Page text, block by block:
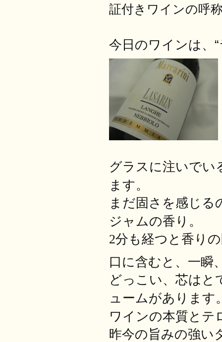
証付きワインの呼
今日のワインは、
グラスに注いでい
ます。
まだ固さを感じる
ジャムの香り。
2分も経つと香り
口に含むと、一瞬
どっこい、芯はと
ュームがあります
ワインの本質とテ
昨今の旨みの強い